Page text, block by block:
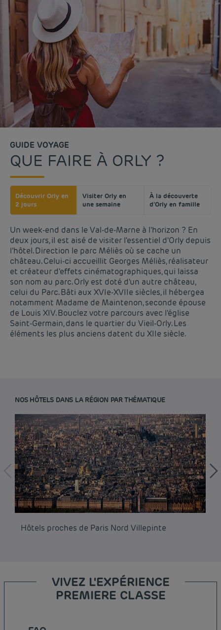
GUIDE VOYAGE
QUE FAIRE À ORLY ?
Découvrir Orly en
2 jours
Visiter Orly en
une semaine
À la découverte
d’Orly en famille
Un week-end dans le Val-de-Marne à l'horizon ? En
deux jours, il est aisé de visiter l'essentiel d'Orly depuis
l’hôtel. Direction le parc Méliès où se cache un
château. Celui-ci accueillit Georges Méliès, réalisateur
et créateur d'effets cinématographiques, qui laissa
son nom au parc. Orly est doté d'un autre château,
celui du Parc. Bâti aux XVIe-XVIIe siècles, il hébergea
notamment Madame de Maintenon, seconde épouse
de Louis XIV. Bouclez votre parcours avec l'église
Saint-Germain, dans le quartier du Vieil-Orly. Les
éléments les plus anciens datent du XIIe siècle.
NOS HÔTELS DANS LA RÉGION PAR THÉMATIQUE
Hôtels proches de Paris Nord Villepinte
VIVEZ L'EXPÉRIENCE
PREMIERE CLASSE